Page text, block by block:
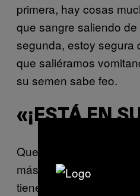
primera, hay cosas
que sangre saliendo
segunda, estoy segura
que saliéramos
su semen sabe feo.
«¡ESTÁ EN
Queridos hombres, a
más estúpidas por pura
tienen la noción básica